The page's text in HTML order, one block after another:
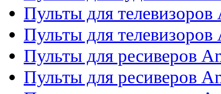
Пульты для
Пульты для
Пульты для ресиверов
Пульты для ресиверов